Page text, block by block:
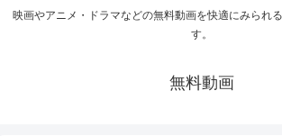
映画やアニメ・ドラマなどの無料動画を快適にみられ
す。
無料動画